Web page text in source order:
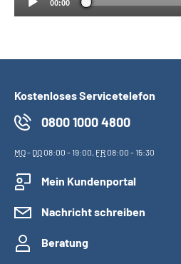
Leichte Sprache
00:00
Kostenloses Servicetelefon
0800 1000 4800
MO- DO08:00 - 19:00, FR08:00 - 15:30
Mein Kundenportal
Nachricht schreiben
Beratung